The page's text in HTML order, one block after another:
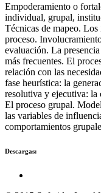
Empoderamiento o
individual, grupal,
Técnicas de mapeo.
proceso.
evaluación. La
más frecuentes. El
relación con las
fase heurística: la
resolutiva y ejecutiva: la
El proceso grupal.
las variables de
comportamientos
Descargas: